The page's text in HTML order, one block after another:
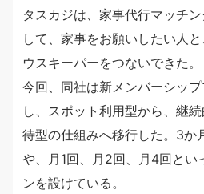
タスカジは、家事代行マッチ
して、家事をお願いしたい人
ウスキーパーをつないできた。
今回、同社は新メンバーシッ
し、スポット利用型から、継
待型の仕組みへ移行した。3か
や、月1回、月2回、月4回とい
ンを設けている。